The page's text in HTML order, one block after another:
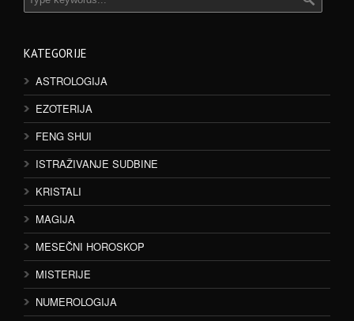
KATEGORIJE
ASTROLOGIJA
EZOTERIJA
FENG SHUI
ISTRAŽIVANJE SUDBINE
KRISTALI
MAGIJA
MESEČNI HOROSKOP
MISTERIJE
NUMEROLOGIJA